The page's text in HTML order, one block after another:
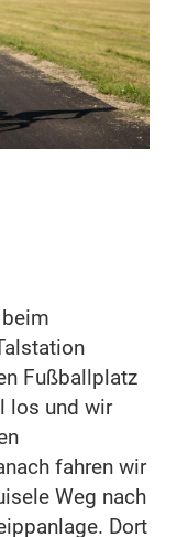
Fußballplatz
los und wir
fahren wir
Weg nach
Dort